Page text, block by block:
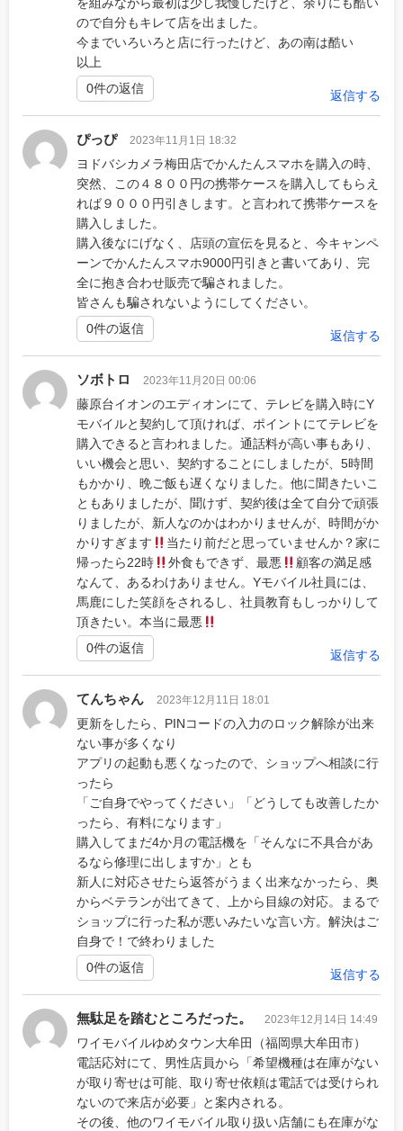
ので自分もキレて店を出ました。
今までいろいろと店に行ったけど、あの南は酷い
以上
返信する
0件の返信
ぴっぴ 2023年11月1日 18:32
ヨドバシカメラ梅田店でかんたんスマホを購入の時、
突然、この４８００円の携帯ケースを購入してもらえ
れば９０００円引きします。と言われて携帯ケースを
購入しました。
購入後なにげなく、店頭の宣伝を見ると、今キャンペ
ーンでかんたんスマホ9000円引きと書いてあり、完
全に抱き合わせ販売で騙されました。
皆さんも騙されないようにしてください。
返信する
0件の返信
ソボトロ 2023年11月20日 00:06
藤原台イオンのエディオンにて、テレビを購入時にY
モバイルと契約して頂ければ、ポイントにてテレビを
購入できると言われました。通話料が高い事もあり、
いい機会と思い、契約することにしましたが、5時間
もかかり、晩ご飯も遅くなりました。他に聞きたいこ
ともありましたが、聞けず、契約後は全て自分で頑張
りましたが、新人なのかはわかりませんが、時間がか
かりすぎます
当たり前だと思っていませんか？家に
帰ったら22時
外食もできず、最悪
顧客の満足感
なんて、あるわけありません。Yモバイル社員には、
馬鹿にした笑顔をされるし、社員教育もしっかりして
頂きたい。本当に最悪
返信する
0件の返信
てんちゃん 2023年12月11日 18:01
更新をしたら、PINコードの入力のロック解除が出来
ない事が多くなり
アプリの起動も悪くなったので、ショップへ相談に行
ったら
「ご自身でやってください」「どうしても改善したか
ったら、有料になります」
購入してまだ4か月の電話機を「そんなに不具合があ
るなら修理に出しますか」とも
新人に対応させたら返答がうまく出来なかったら、奥
からベテランが出てきて、上から目線の対応。まるで
ショップに行った私が悪いみたいな言い方。解決はご
自身で！で終わりました
返信する
0件の返信
無駄足を踏むところだった。 2023年12月14日 14:49
ワイモバイルゆめタウン大牟田（福岡県大牟田市）
電話応対にて、男性店員から「希望機種は在庫がない
が取り寄せは可能、取り寄せ依頼は電話では受けられ
ないので来店が必要」と案内される。
その後、他のワイモバイル取り扱い店舗にも在庫がな